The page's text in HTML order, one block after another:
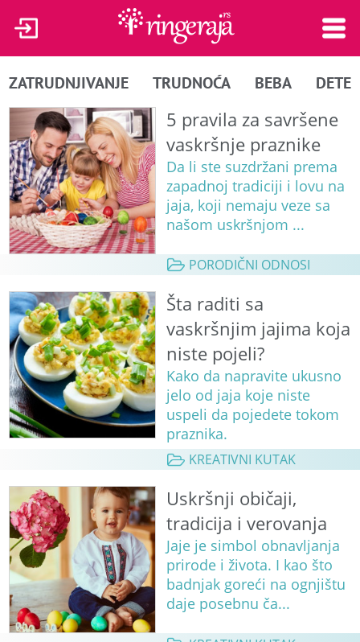
ZATRUDNJIVANJE TRUDNOĆA BEBA DETE
5 pravila za savršene
vaskršnje praznike
Da li ste suzdržani prema
zapadnoj tradiciji i lovu na
jaja, koji nemaju veze sa
našom uskršnjom ...
PORODIČNI ODNOSI
Šta raditi sa
vaskršnjim jajima koja
niste pojeli?
Kako da napravite ukusno
jelo od jaja koje niste
uspeli da pojedete tokom
praznika.
KREATIVNI KUTAK
Uskršnji običaji,
tradicija i verovanja
Jaje je simbol obnavljanja
prirode i života. I kao što
badnjak goreći na ognjištu
daje posebnu ča...